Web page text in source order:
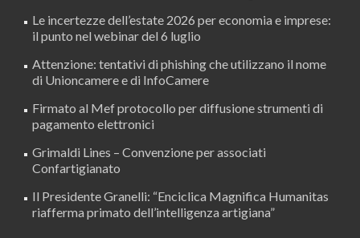
Le incertezze dell’estate 2026 per economia e imprese:
il punto nel webinar del 6 luglio
Attenzione: tentativi di phishing che utilizzano il nome
di Unioncamere e di InfoCamere
Firmato al Mef protocollo per diffusione strumenti di
pagamento elettronici
Grimaldi Lines – Convenzione per associati
Confartigianato
Il Presidente Granelli: “Enciclica Magnifica Humanitas
riafferma primato dell’intelligenza artigiana”